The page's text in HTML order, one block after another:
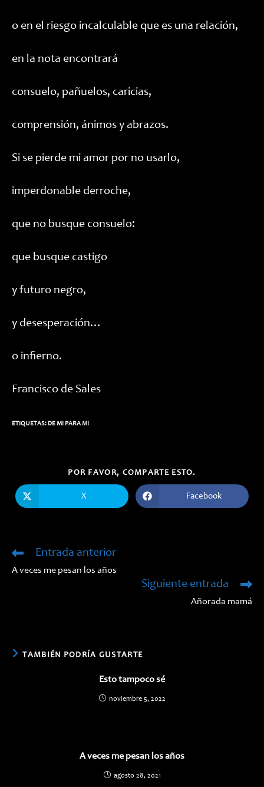
o en el riesgo incalculable que es una relación,
en la nota encontrará
consuelo, pañuelos, caricias,
comprensión, ánimos y abrazos.
Si se pierde mi amor por no usarlo,
imperdonable derroche,
que no busque consuelo:
que busque castigo
y futuro negro,
y desesperación…
o infierno.
Francisco de Sales
ETIQUETAS: DE MI PARA MI
POR FAVOR, COMPARTE ESTO.
CONTENIDO
abre
X
Se
abre
Facebook
Leer
artículos
Entrada anterior
A veces me pesan los años
Siguiente entrada
Añorada mamá
TAMBIÉN PODRÍA GUSTARTE
Esto tampoco sé
noviembre 5, 2022
A veces me pesan los años
agosto 28, 2021